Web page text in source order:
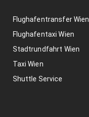
Flughafentransfer Wien
Flughafentaxi Wien
Stadtrundfahrt Wien
Taxi Wien
Shuttle Service